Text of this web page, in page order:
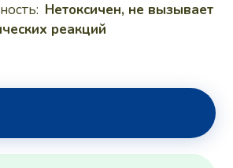
Нетоксичен, не вызывает
реакций